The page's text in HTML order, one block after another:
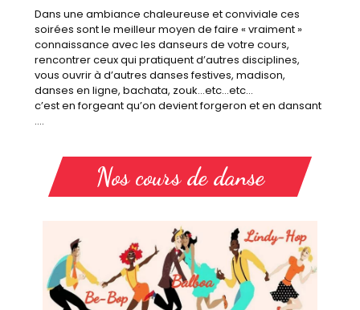
Dans une ambiance chaleureuse et conviviale ces
soirées sont le meilleur moyen de faire « vraiment »
connaissance avec les danseurs de votre cours,
rencontrer ceux qui pratiquent d’autres disciplines,
vous ouvrir à d’autres danses festives, madison,
danses en ligne, bachata, zouk…etc…etc…
c’est en forgeant qu’on devient forgeron et en dansant
….
Nos cours de danse